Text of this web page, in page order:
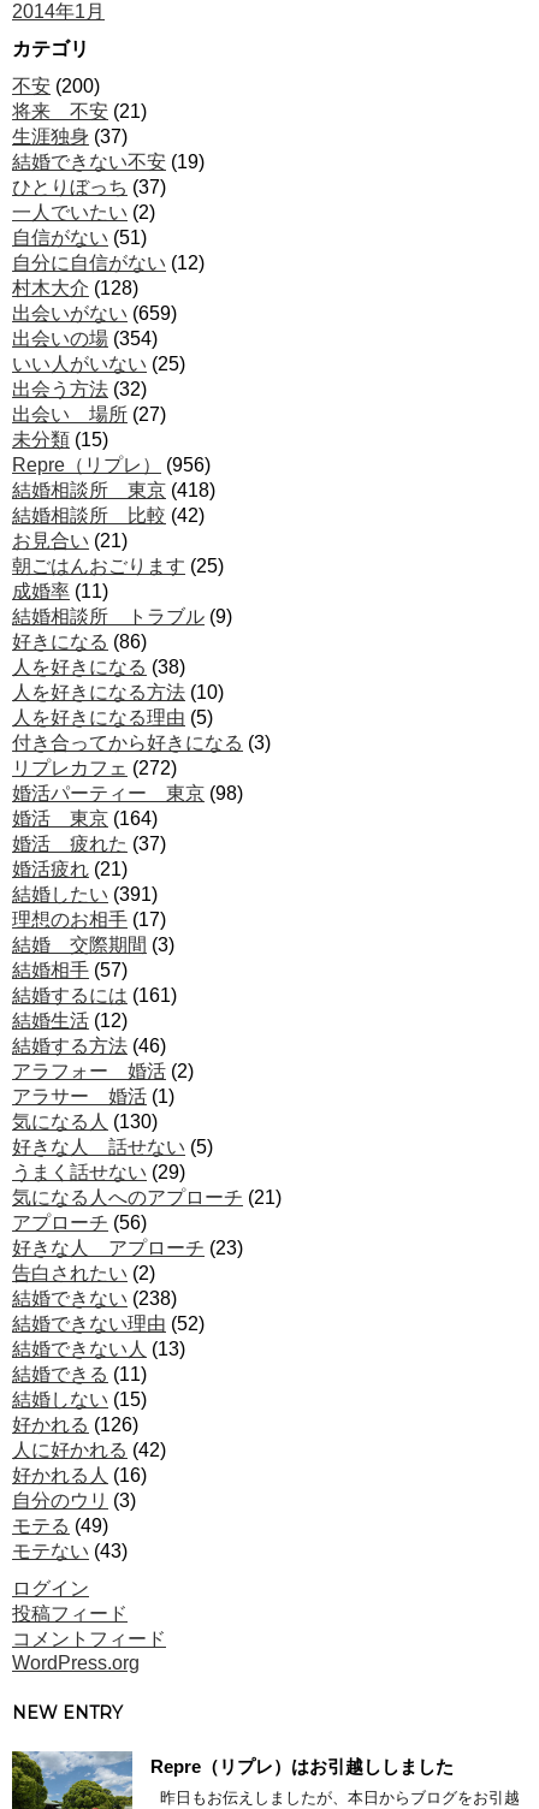
2014年1月
カテゴリ
不安 (200)
将来 不安 (21)
生涯独身 (37)
結婚できない不安 (19)
ひとりぼっち (37)
一人でいたい (2)
自信がない (51)
自分に自信がない (12)
村木大介 (128)
出会いがない (659)
出会いの場 (354)
いい人がいない (25)
出会う方法 (32)
出会い 場所 (27)
未分類 (15)
Repre（リプレ）
(956)
結婚相談所 東京 (418)
結婚相談所 比較 (42)
お見合い (21)
朝ごはんおごります (25)
成婚率 (11)
結婚相談所 トラブル (9)
好きになる (86)
人を好きになる (38)
人を好きになる方法 (10)
人を好きになる理由 (5)
付き合ってから好きになる (3)
リプレカフェ (272)
婚活パーティー 東京 (98)
婚活 東京 (164)
婚活 疲れた (37)
婚活疲れ (21)
結婚したい (391)
理想のお相手 (17)
結婚 交際期間 (3)
結婚相手 (57)
結婚するには (161)
結婚生活 (12)
結婚する方法 (46)
アラフォー 婚活 (2)
アラサー 婚活 (1)
気になる人 (130)
好きな人 話せない (5)
うまく話せない (29)
気になる人へのアプローチ (21)
アプローチ (56)
好きな人 アプローチ (23)
告白されたい (2)
結婚できない (238)
結婚できない理由 (52)
結婚できない人 (13)
結婚できる (11)
結婚しない (15)
好かれる (126)
人に好かれる (42)
好かれる人 (16)
自分のウリ (3)
モテる (49)
モテない (43)
ログイン
投稿フィード
コメントフィード
WordPress.org
NEW ENTRY
Repre（リプレ）はお引越ししました
昨日もお伝えしましたが、本日からブログをお引越